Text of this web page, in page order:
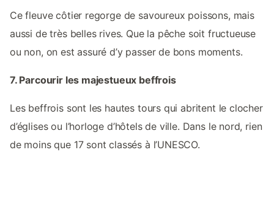
Ce fleuve côtier regorge de savoureux poissons, mais
aussi de très belles rives. Que la pêche soit fructueuse
ou non, on est assuré d’y passer de bons moments.
7. Parcourir les majestueux beffrois
Les beffrois sont les hautes tours qui abritent le clocher
d’églises ou l’horloge d’hôtels de ville. Dans le nord, rien
de moins que 17 sont classés à l’UNESCO.